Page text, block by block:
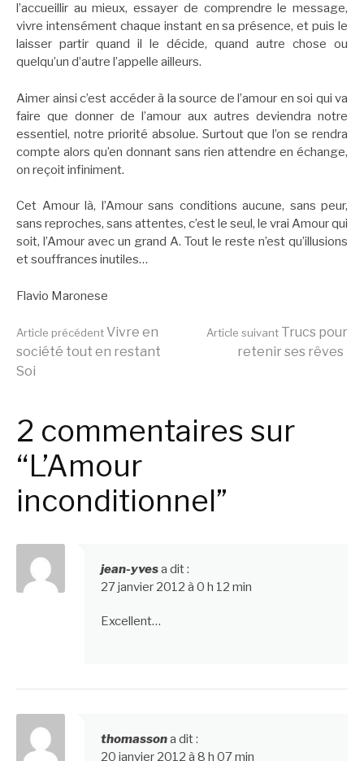
l’accueillir au mieux, essayer de comprendre le message,
vivre intensément chaque instant en sa présence, et puis le
laisser partir quand il le décide, quand autre chose ou
quelqu’un d’autre l’appelle ailleurs.
Aimer ainsi c’est accéder à la source de l’amour en soi qui va
faire que donner de l’amour aux autres deviendra notre
essentiel, notre priorité absolue. Surtout que l’on se rendra
compte alors qu’en donnant sans rien attendre en échange,
on reçoit infiniment.
Cet Amour là, l’Amour sans conditions aucune, sans peur,
sans reproches, sans attentes, c’est le seul, le vrai Amour qui
soit, l’Amour avec un grand A. Tout le reste n’est qu’illusions
et souffrances inutiles…
Flavio Maronese
Lire
suite
Article précédent Vivre en
société tout en restant
Soi
Article suivant Trucs pour
retenir ses rêves
2 commentaires sur
“L’Amour
inconditionnel”
jean-yvesa dit :
27 janvier 2012 à 0 h 12 min
Excellent…
thomassona dit :
20 janvier 2012 à 8 h 07 min